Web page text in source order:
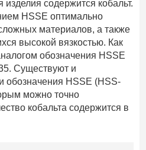
изделия содержится кобальт.
HSSE оптимально
материалов, а также
высокой вязкостью. Как
обозначения HSSE
Существуют и
обозначения HSSE (HSS-
можно точно
кобальта содержится в